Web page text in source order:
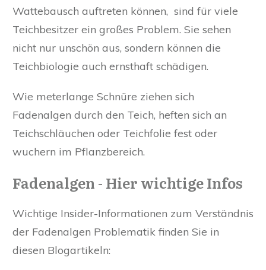
Wattebausch auftreten können, sind für viele
Teichbesitzer ein großes Problem. Sie sehen
nicht nur unschön aus, sondern können die
Teichbiologie auch ernsthaft schädigen.
Wie meterlange Schnüre ziehen sich
Fadenalgen durch den Teich, heften sich an
Teichschläuchen oder Teichfolie fest oder
wuchern im Pflanzbereich.
Fadenalgen - Hier wichtige Infos
Wichtige Insider-Informationen zum Verständnis
der Fadenalgen Problematik finden Sie in
diesen Blogartikeln: